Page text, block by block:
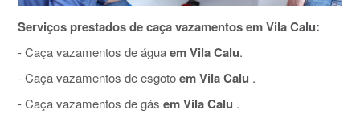
Serviços prestados de caça vazamentos em Vila Calu:
- Caça vazamentos de águaem Vila Calu.
- Caça vazamentos de esgotoem Vila Calu .
- Caça vazamentos de gás em Vila Calu .